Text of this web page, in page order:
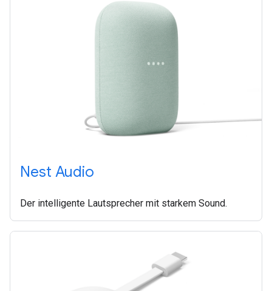
Nest Audio
Der intelligente Lautsprecher mit starkem Sound.